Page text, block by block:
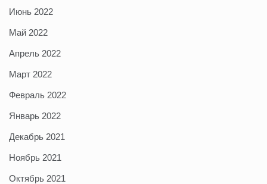
Июнь 2022
Май 2022
Апрель 2022
Март 2022
Февраль 2022
Январь 2022
Декабрь 2021
Ноябрь 2021
Октябрь 2021